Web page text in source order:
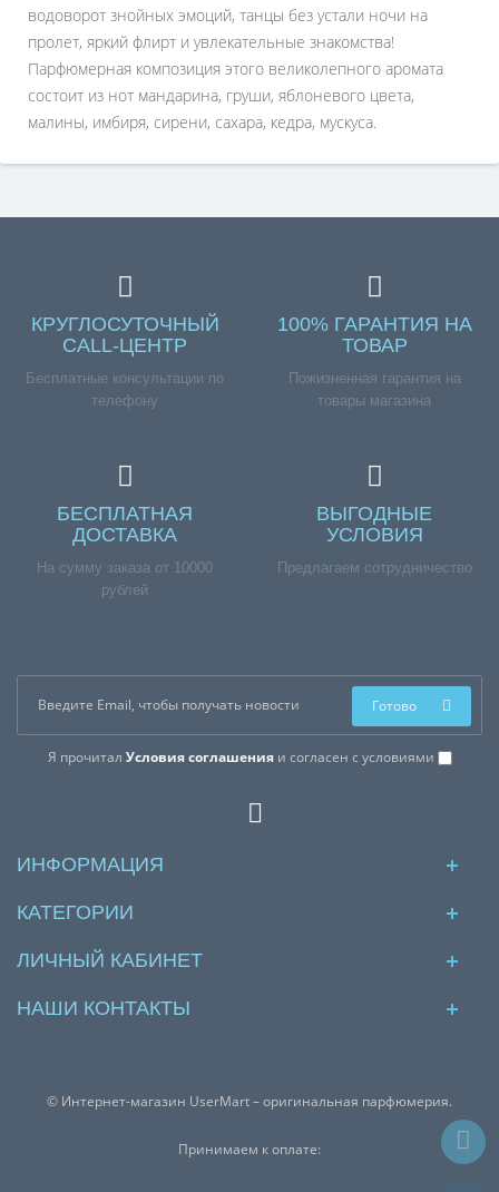
водоворот знойных эмоций, танцы без устали ночи на
пролет, яркий флирт и увлекательные знакомства!
Парфюмерная композиция этого великолепного аромата
состоит из нот мандарина, груши, яблоневого цвета,
малины, имбиря, сирени, сахара, кедра, мускуса.
КРУГЛОСУТОЧНЫЙ
CALL-ЦЕНТР
Бесплатные консультации по
телефону
100% ГАРАНТИЯ НА
ТОВАР
Пожизненная гарантия на
товары магазина
БЕСПЛАТНАЯ
ДОСТАВКА
На сумму заказа от 10000
рублей
ВЫГОДНЫЕ
УСЛОВИЯ
Предлагаем сотрудничество
Я прочитал Условия соглашенияи согласен с условиями
Готово
ИНФОРМАЦИЯ
КАТЕГОРИИ
ЛИЧНЫЙ КАБИНЕТ
НАШИ КОНТАКТЫ
© Интернет-магазин UserMart – оригинальная парфюмерия.
Принимаем к оплате: